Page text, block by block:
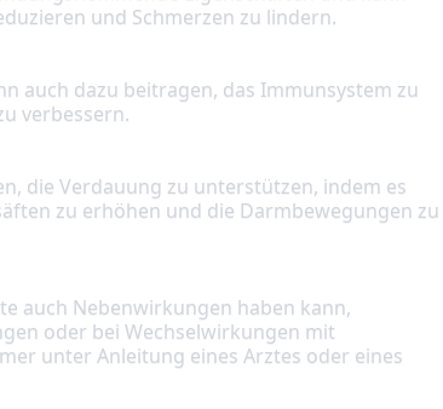
und Schmerzen zu lindern.
verbessern.
zu erhöhen und die Darmbewegungen zu
oder bei Wechselwirkungen mit
unter Anleitung eines Arztes oder eines